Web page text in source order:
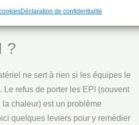
Déclaration de confidentialité
ouvriers au
?
ne sert à rien si les équipes le
Le refus de porter les EPI (souvent
la chaleur) est un problème
quelques leviers pour y remédier